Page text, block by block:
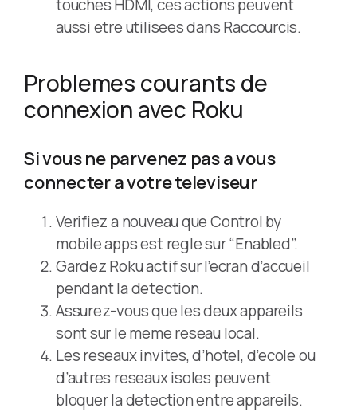
touches HDMI, ces actions peuvent
aussi etre utilisees dans Raccourcis.
Problemes courants de
connexion avec Roku
Si vous ne parvenez pas a vous
connecter a votre televiseur
Verifiez a nouveau que Control by
mobile apps est regle sur “Enabled”.
Gardez Roku actif sur l’ecran d’accueil
pendant la detection.
Assurez-vous que les deux appareils
sont sur le meme reseau local.
Les reseaux invites, d’hotel, d’ecole ou
d’autres reseaux isoles peuvent
bloquer la detection entre appareils.